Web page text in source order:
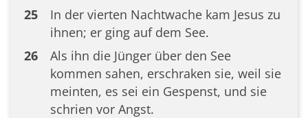
25
In der vierten Nachtwache kam Jesus zu
ihnen; er ging auf dem See.
26
Als ihn die Jünger über den See
kommen sahen, erschraken sie, weil sie
meinten, es sei ein Gespenst, und sie
schrien vor Angst.